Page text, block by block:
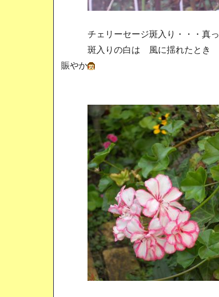
チェリーセージ斑入り・・・真っ
斑入りの白は 風に揺れたとき
賑やか